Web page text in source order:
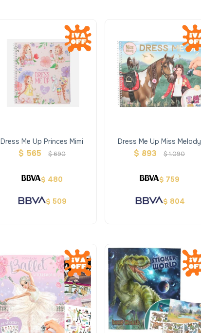
Dress Me Up Princes Mimi
$ 565 $690
$ 480
$ 509
Dress Me Up Miss Melody
$ 893 $1.090
$ 759
$ 804